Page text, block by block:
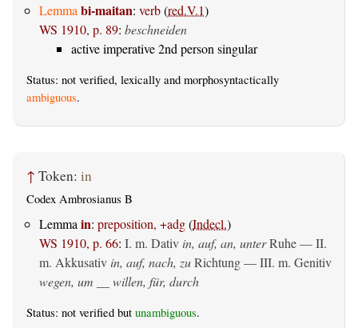
Lemmabi-maitan: verb(red.V.1)
WS 1910, p. 89: beschneiden
active imperative 2nd person singular
Status: not verified, lexically and morphosyntactically
ambiguous.
↑ Token: in
Codex Ambrosianus B
Lemma in: preposition, +adg(Indecl.)
WS 1910, p. 66: I. m. Dativ in, auf, an, unterRuhe — II.
m. Akkusativ in, auf, nach, zuRichtung — III. m. Genitiv
wegen, um __ willen, für, durch
Status: not verified but unambiguous.